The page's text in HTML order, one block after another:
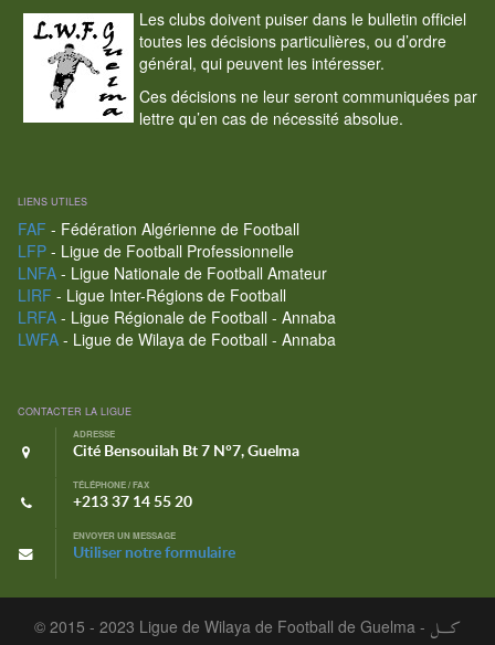
Les clubs doivent puiser dans le bulletin officiel
toutes les décisions particulières, ou d’ordre
général, qui peuvent les intéresser.
Ces décisions ne leur seront communiquées par
lettre qu’en cas de nécessité absolue.
LIENS UTILES
FAF - Fédération Algérienne de Football
LFP- Ligue de Football Professionnelle
LNFA- Ligue Nationale de Football Amateur
LIRF - Ligue Inter-Régions de Football
LRFA- Ligue Régionale de Football - Annaba
LWFA- Ligue de Wilaya de Football - Annaba
CONTACTER LA LIGUE
ADRESSE
Cité Bensouilah Bt 7 N°7, Guelma
TÉLÉPHONE / FAX
+213 37 14 55 20
ENVOYER UN MESSAGE
Utiliser notre formulaire
© 2015 - 2023 Ligue de Wilaya de Football de Guelma - كـــل